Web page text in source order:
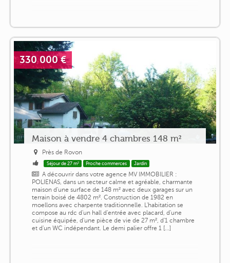
330 000 €
Maison à vendre 4 chambres 148 m²
Près de Rovon
Séjour de 27 m² Proche commerces Jardin
A découvrir dans votre agence MV IMMOBILIER :
POLIENAS, dans un secteur calme et agréable, charmante
maison d'une surface de 148 m² avec deux garages sur un
terrain boisé de 4802 m². Construction de 1982 en
moellons avec charpente traditionnelle. L'habitation se
compose au rdc d'un hall d'entrée avec placard, d'une
cuisine équipée, d'une pièce de vie de 27 m², d'1 chambre
et d'un WC indépendant. Le demi palier offre 1 [...]